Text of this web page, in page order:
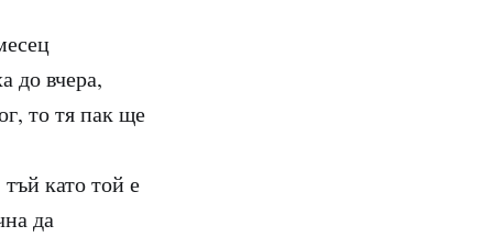
до вчера,
то тя пак ще
като той е
да